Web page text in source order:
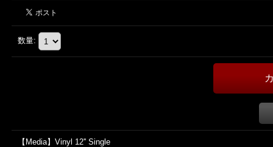
数量:
【Media】Vinyl 12'' Single